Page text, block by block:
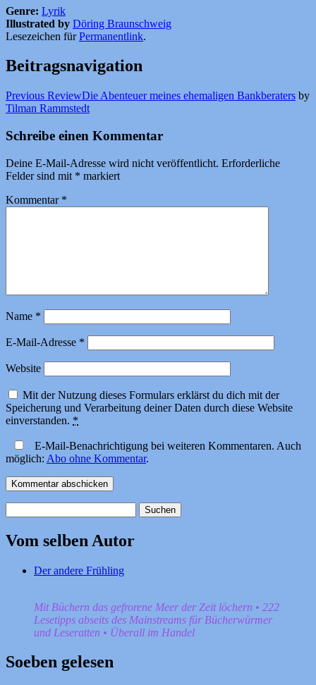
Genre: Lyrik
Illustrated by Döring Braunschweig
Lesezeichen fürPermanentlink.
Beitragsnavigation
Previous ReviewDie Abenteuer meines ehemaligen Bankberaters by
Tilman Rammstedt
Schreibe einen Kommentar
Deine E-Mail-Adresse wird nicht veröffentlicht. Erforderliche
Felder sind mit * markiert
Kommentar *
Name *
E-Mail-Adresse *
Website
Mit der Nutzung dieses Formulars erklärst du dich mit der
Speicherung und Verarbeitung deiner Daten durch diese Website
einverstanden. *
E-Mail-Benachrichtigung bei weiteren Kommentaren. Auch
möglich: Abo ohne Kommentar.
nach:
Vom selben Autor
Der andere Frühling
Mit Büchern das gefrorene Meer der Zeit löchern • 222
Lesetipps abseits des Mainstreams für Bücherwürmer
und Leseratten • Überall im Handel
Soeben gelesen